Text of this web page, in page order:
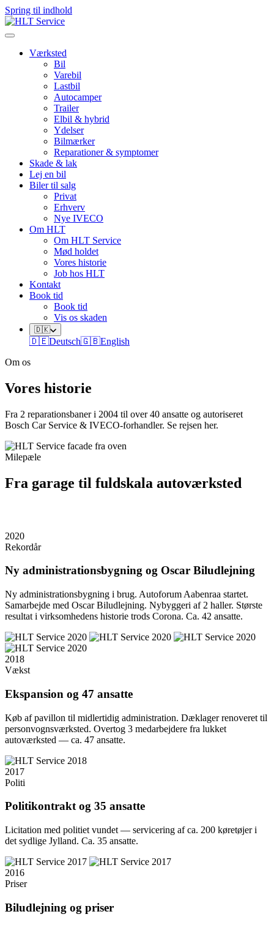
Spring til indhold
Værksted
Bil
Varebil
Lastbil
Autocamper
Trailer
Elbil & hybrid
Ydelser
Bilmærker
Reparationer & symptomer
Skade & lak
Lej en bil
Biler til salg
Privat
Erhverv
Nye IVECO
Om HLT
Om HLT Service
Mød holdet
Vores historie
Job hos HLT
Kontakt
Book tid
Book tid
Vis os skaden
🇩🇰
🇩🇪Deutsch🇬🇧English
Om os
Vores historie
Fra 2 reparationsbaner i 2004 til over 40 ansatte og autoriseret
Bosch Car Service & IVECO-forhandler. Se rejsen her.
Milepæle
Fra garage til fuldskala autoværksted
2020
Rekordår
Ny administrationsbygning og Oscar Biludlejning
Ny administrationsbygning i brug. Autoforum Aabenraa startet.
Samarbejde med Oscar Biludlejning. Nybyggeri af 2 haller. Største
resultat i virksomhedens historie trods Corona. Ca. 42 ansatte.
2018
Vækst
Ekspansion og 47 ansatte
Køb af pavillon til midlertidig administration. Dæklager renoveret til
personvognsværksted. Overtog 3 medarbejdere fra lukket
autoværksted — ca. 47 ansatte.
2017
Politi
Politikontrakt og 35 ansatte
Licitation med politiet vundet — servicering af ca. 200 køretøjer i
det sydlige Jylland. Ca. 35 ansatte.
2016
Priser
Biludlejning og priser